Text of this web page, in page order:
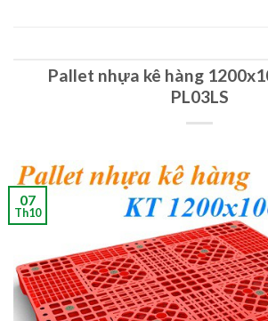
Pallet nhựa kê hàng
PL03LS
07
Th10